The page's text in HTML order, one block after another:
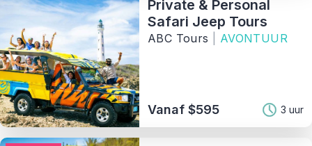
Private & Personal
Safari Jeep Tours
ABC Tours AVONTUUR
Vanaf $595 3 uur